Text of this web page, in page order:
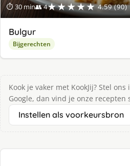
⏱ 30 min👥 4★★★★★ 4.59 (90)
Bulgur
Bijgerechten
Kook je vaker met KookJij? Stel
Google, dan vind je onze recepten
Instellen als voorkeursbron